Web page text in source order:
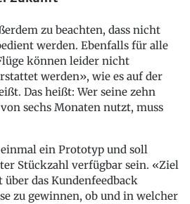
zu beachten, dass nicht
werden. Ebenfalls für alle
können leider nicht
werden», wie es auf der
Das heißt: Wer seine zehn
sechs Monaten nutzt, muss
ein Prototyp und soll
Stückzahl verfügbar sein. «Ziel
über das Kundenfeedback
zu gewinnen, ob und in welcher